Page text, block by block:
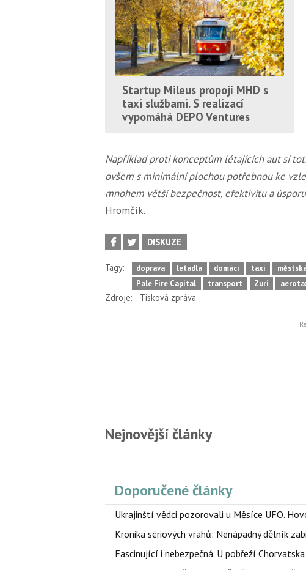
Startup Mileus propojí MHD s
taxi službami. S realizací
vypomáhá DEPO Ventures
Například proti konceptům létajících aut si
ovšem s minimální plochou potřebnou ke
mnohem větší bezpečnost, efektivitu a
Hromčík.
DISKUZE
Tagy: doprava letadla domácí taxi
Pale Fire Capital
transport Zuri
Zdroje: Tisková zpráva
Nejnovější články
Doporučené články
Ukrajinští vědci pozorovali u Měsíce UFO.
Kronika sériových vrahů: Nenápadný dělník
Fascinující i nebezpečná. U pobřeží